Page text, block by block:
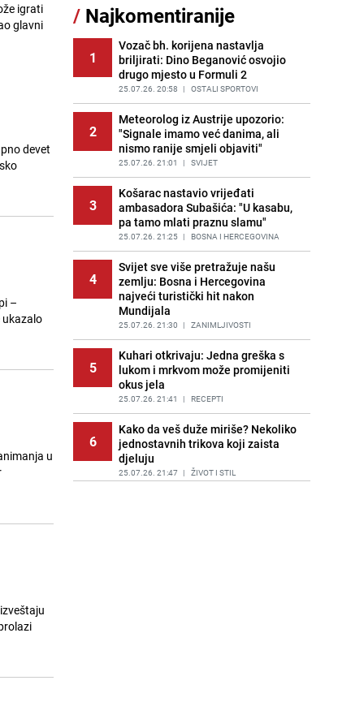
igrati
glavni
devet
–
u
11
Recept za brze uštipke: Ne upijaju
ulje i gotovi su za 30 minuta
PRIJE OKO 12H | RECEPTI
Gosti iz Njemačke napravili požar u
apartmanu u Istri, vlasniku se
smijali i pokazivali srednji prst
PRIJE 2 DANA | REGIJA
Užas u bh. susjedstvu, mladići
bludničili nad maloljetnicom i sve
snimali: "Stari te gleda u lajvu"
PRIJE 2 DANA | REGIJA
Novi detalji istrage: Ruske službe
otkrile moguć uzrok tragedije bh.
planinara na Elbrusu
PRIJE 2 DANA | SVIJET
Očistite rernu bez hemikalija:
Poznata stručnjakinja dijeli savjete
PRIJE 2 DANA | ŽIVOT I STIL
/ Najkomentiranije
1
Vozač bh. korijena nastavlja
briljirati: Dino Beganović osvojio
drugo mjesto u Formuli 2
25.07.26. 20:58 | OSTALI SPORTOVI
2
Meteorolog iz Austrije upozorio:
"Signale imamo već danima, ali
nismo ranije smjeli objaviti"
25.07.26. 21:01 | SVIJET
3
Košarac nastavio vrijeđati
ambasadora Subašića: "U kasabu,
pa tamo mlati praznu slamu"
25.07.26. 21:25 | BOSNA I HERCEGOVINA
4
Svijet sve više pretražuje našu
zemlju: Bosna i Hercegovina
najveći turistički hit nakon
Mundijala
25.07.26. 21:30 | ZANIMLJIVOSTI
5
Kuhari otkrivaju: Jedna greška s
lukom i mrkvom može promijeniti
okus jela
25.07.26. 21:41 | RECEPTI
6
Kako da veš duže miriše? Nekoliko
jednostavnih trikova koji zaista
djeluju
25.07.26. 21:47 | ŽIVOT I STIL